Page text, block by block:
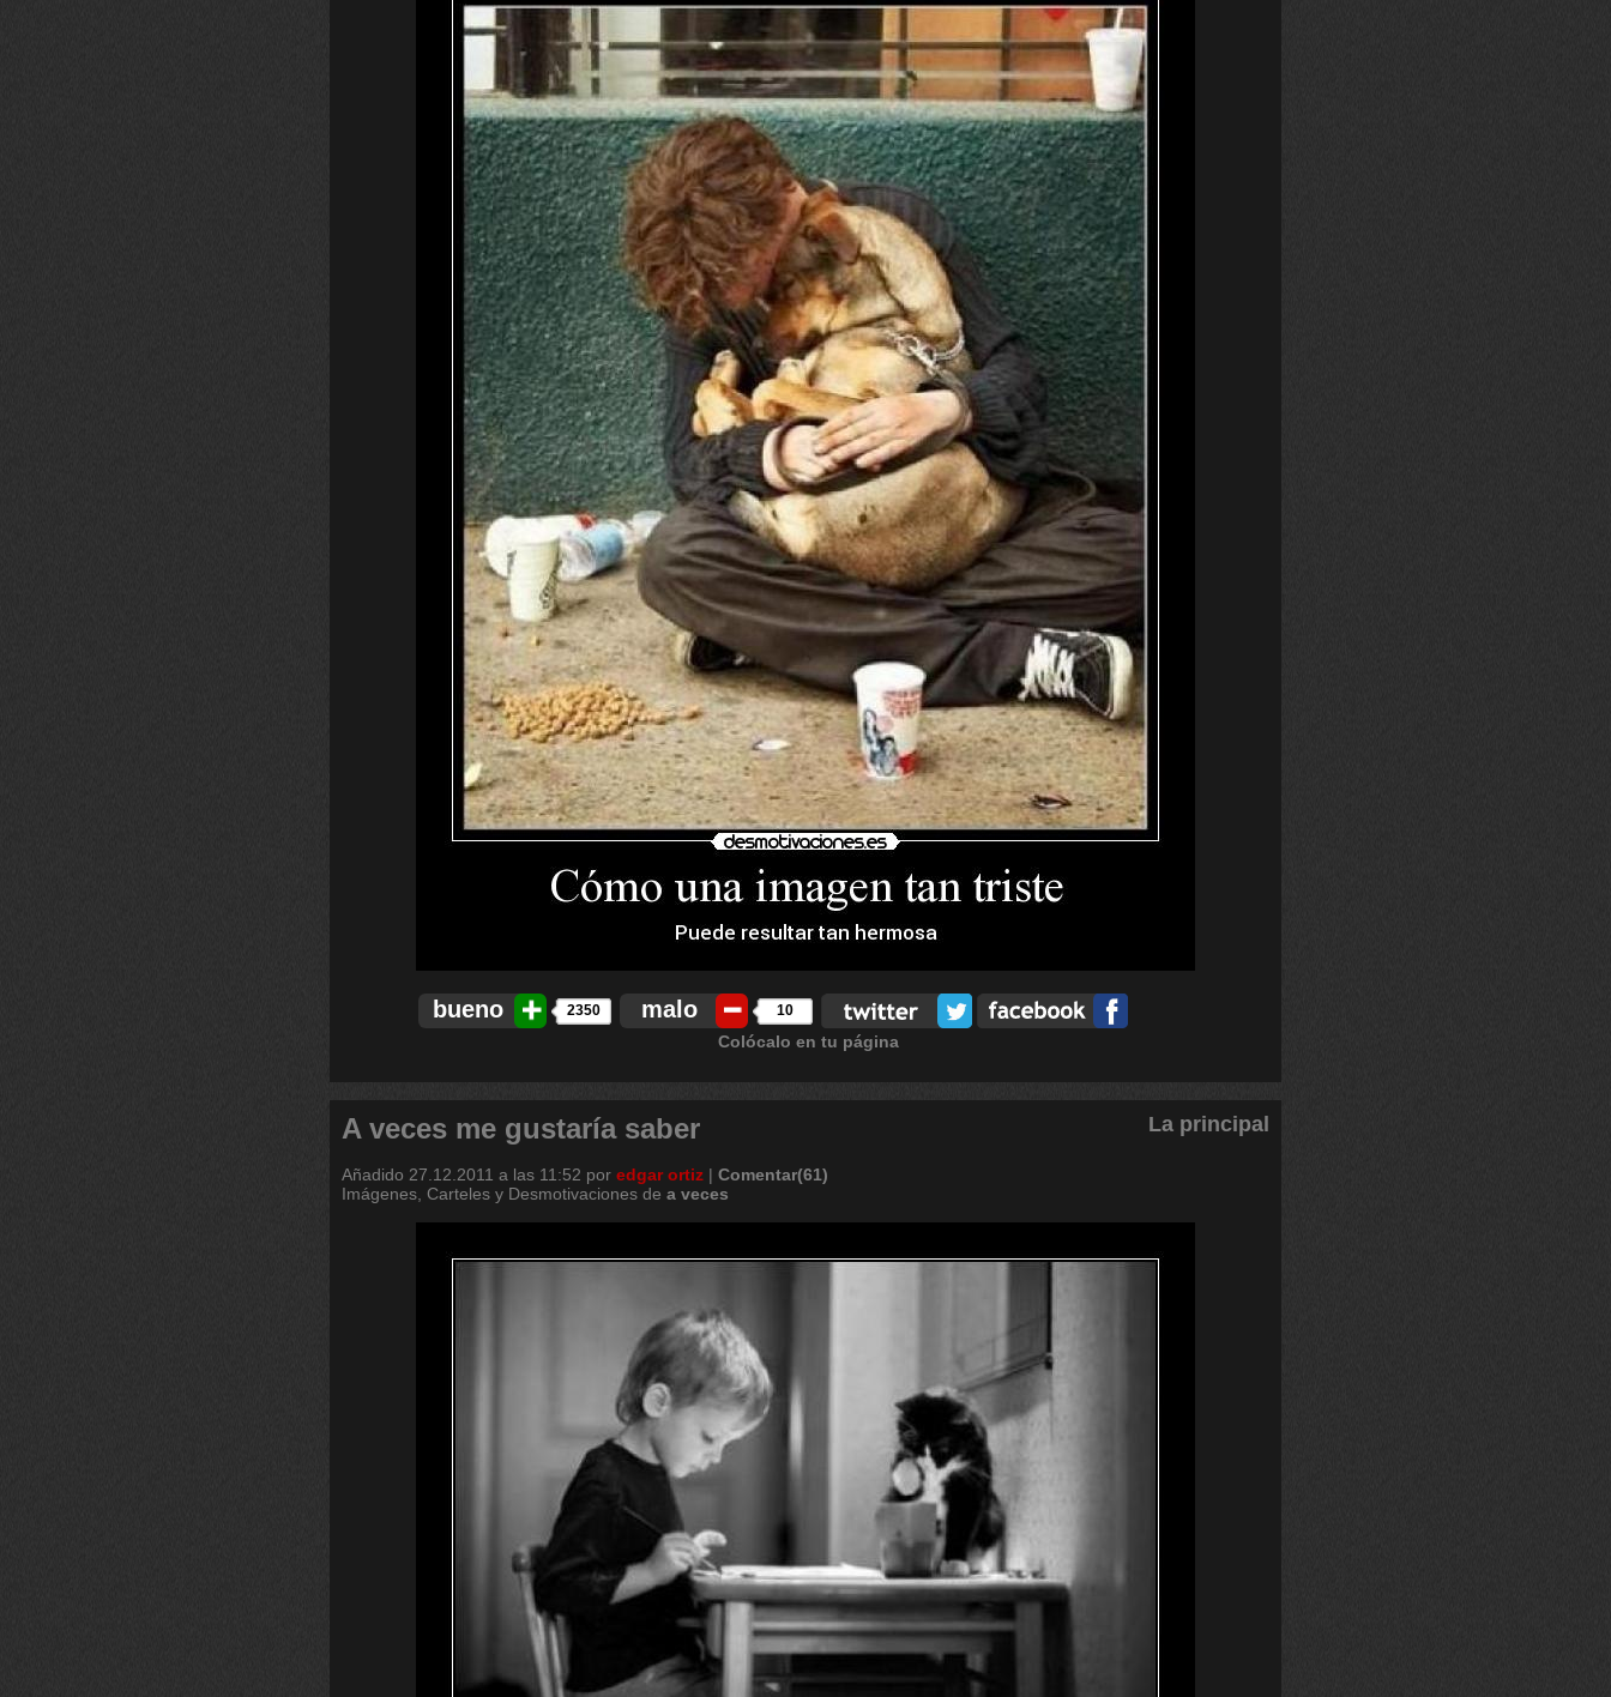
bueno 2350 malo 10
Colócalo en tu página
A veces me gustaría saber La principal
Añadido 27.12.2011 a las 11:52 por edgar ortiz | Comentar(61)
Imágenes, Carteles y Desmotivaciones de a veces